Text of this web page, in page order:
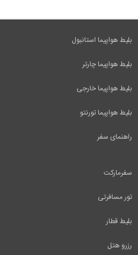
بلیط هواپیما استانبول
بلیط هواپیما چارتر
بلیط هواپیما خارجی
بلیط هواپیما تورنتو
راهنمای سفر
سفرمارکت
تور مسافرتی
بلیط قطار
رزرو هتل